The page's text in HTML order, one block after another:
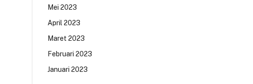
Mei 2023
April 2023
Maret 2023
Februari 2023
Januari 2023